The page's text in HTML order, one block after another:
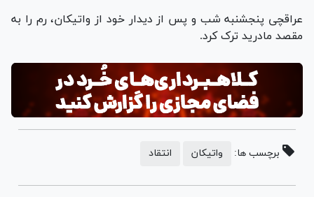
عراقچی پنجشنبه شب و پس از دیدار خود از واتیکان، رم را به
مقصد مادرید ترک کرد.
برچسب ها: واتیکان انتقاد